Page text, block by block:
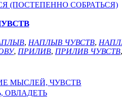
(ПОСТЕПЕННО СОБРАТЬСЯ)
, НАПЛЫВ ЧУВСТВ,
, ПРИЛИВ, ПРИЛИВ ЧУВСТВ
МЫСЛЕЙ, ЧУВСТВ
ОВЛАДЕТЬ